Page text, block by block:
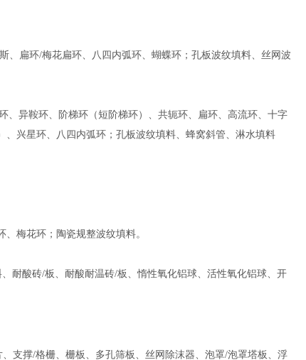
、扁环/梅花扁环、八四内弧环、蝴蝶环；孔板波纹填料、丝网波
、异鞍环、阶梯环（短阶梯环）、共轭环、扁环、高流环、十字
兴星环、八四内弧环；孔板波纹填料、蜂窝斜管、淋水填料
梅花环；陶瓷规整波纹填料。
耐酸砖/板、耐酸耐温砖/板、惰性氧化铝球、活性氧化铝球、开
支撑/格栅、栅板、多孔筛板、丝网除沫器、泡罩/泡罩塔板、浮